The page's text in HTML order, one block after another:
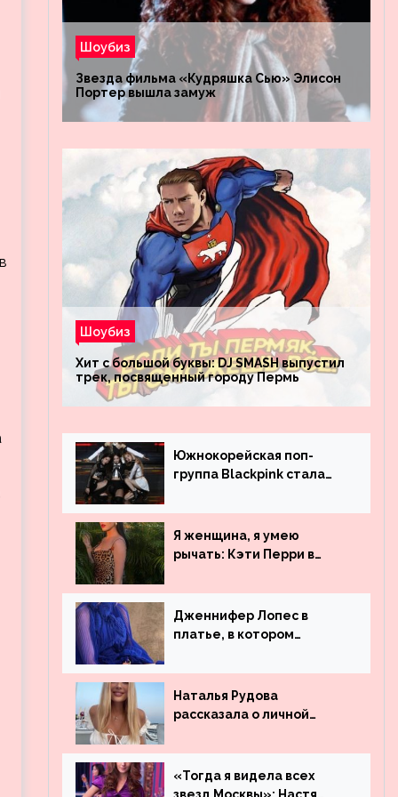
Шоубиз
Звезда фильма «Кудряшка Сью» Элисон
Портер вышла замуж
Шоубиз
Хит с большой буквы: DJ SMASH выпустил
трек, посвященный городу Пермь
Южнокорейская поп-
группа Blackpink стала
просмотрам на YouTube.
Они обогнали даже
Джастина Бибера
Я женщина, я умею
рычать: Кэти Перри в
Дженнифер Лопес в
платье, в котором
незамеченной
Наталья Рудова
рассказала о личной
«Тогда я видела всех